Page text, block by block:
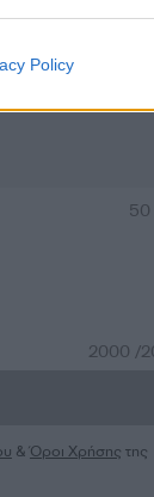
Policy
2000 /
&Όροι Χρήσης της